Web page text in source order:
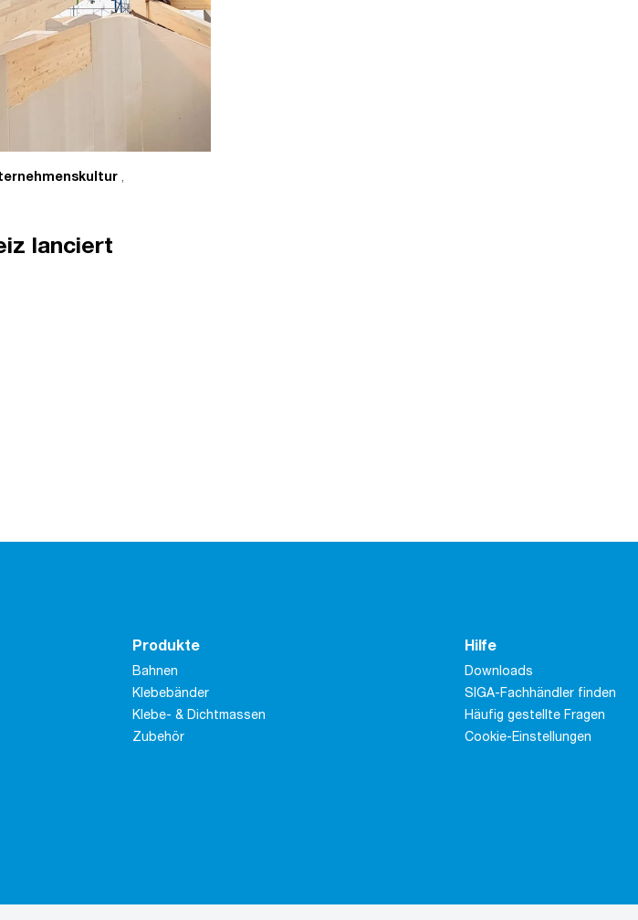
,
lanciert
Produkte
Bahnen
Klebebänder
Klebe- & Dichtmassen
Zubehör
Hilfe
Downloads
SIGA-Fachhändler finden
Häufig gestellte Fragen
Cookie-Einstellungen